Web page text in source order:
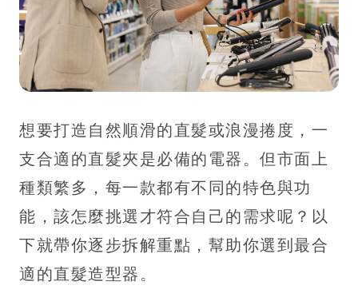
想要打造自然順滑的直髮或浪漫捲度，一
支合適的直髮夾是必備的電器。但市面上
種類繁多，每一款都有不同的特色與功
能，該怎麼挑選才符合自己的需求呢？以
下就帶你逐步拆解重點，幫助你選到最合
適的直髮造型器。